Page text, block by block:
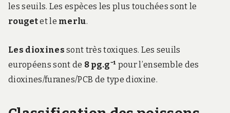
les seuils. Les espèces les plus touchées sont le
rougetet le merlu.
Les dioxines sont très toxiques. Les seuils
européens sont de 8 pg.g⁻¹ pour l’ensemble des
dioxines/furanes/PCB de type dioxine.